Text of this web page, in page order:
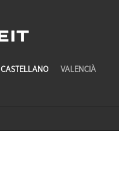
CASTELLANO VALENCIÀ